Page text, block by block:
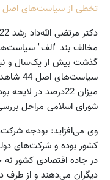
تخطی از سیاست‌های اصل 44
گذشت بیش از یک‌سال و
شورای اسلامی مراحل
کشور بوده و شرکت‌های
در جاده اقتصادی کشور نه